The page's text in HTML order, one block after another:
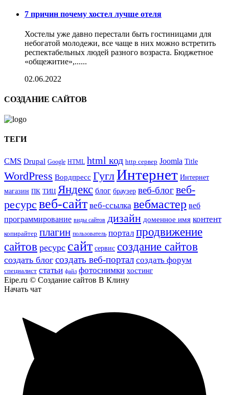
7 причин почему хостел лучше отеля
Хостелы уже давно перестали быть гостиницами для
небогатой молодежи, все чаще в них можно встретить
респектабельных людей разного возраста. Бюджетное
«общежитие»,......
02.06.2022
СОЗДАНИЕ САЙТОВ
ТЕГИ
CMS Drupal Google HTML html код http сервер Joomla Title
WordPress Вордпресс ГуглИнтернет Интернет
магазин ПК ТИЦ Яндекс блог браузер веб-блогвеб-
ресурс веб-сайт веб-ссылка вебмастер веб
программирование виды сайтов дизайн доменное имя контент
копирайтер плагин пользователь портал продвижение
сайтов ресурс сайт сервис создание сайтов
создать блог создать веб-портал создать форум
специалист статьи файл фотоснимки хостинг
Eipe.ru © Создание сайтов В Клину
Начать чат